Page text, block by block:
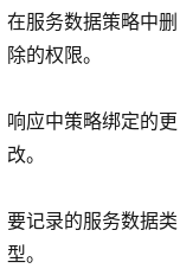
在服务数据策略中删
除的权限。
响应中策略绑定的更
改。
要记录的服务数据类
型。